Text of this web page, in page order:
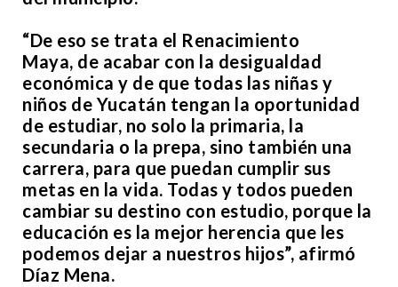
“De eso se trata el Renacimiento
Maya, de acabar con la desigualdad
económica y de que todas las niñas y
niños de Yucatán tengan la oportunidad
de estudiar, no solo la primaria, la
secundaria o la prepa, sino también una
carrera, para que puedan cumplir sus
metas en la vida. Todas y todos pueden
cambiar su destino con estudio, porque la
educación es la mejor herencia que les
podemos dejar a nuestros hijos”, afirmó
Díaz Mena.